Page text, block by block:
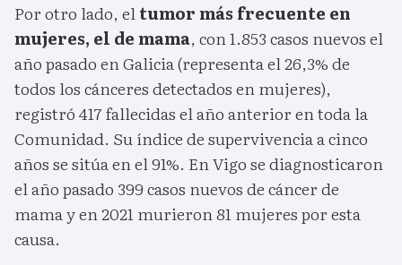
Por otro lado, eltumor más frecuente en
mujeres, el de mama, con 1.853 casos nuevos el
año pasado en Galicia (representa el 26,3% de
todos los cánceres detectados en mujeres),
registró 417 fallecidas el año anterior en toda la
Comunidad. Su índice de supervivencia a cinco
años se sitúa en el 91%. En Vigo se diagnosticaron
el año pasado 399 casos nuevos de cáncer de
mama y en 2021 murieron 81 mujeres por esta
causa.